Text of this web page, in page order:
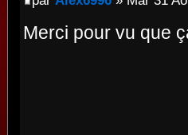
Merci pour vu que